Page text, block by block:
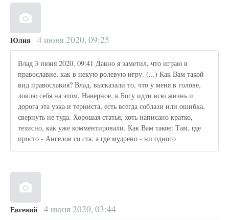
Юлия 4 июня 2020, 09:25
Влад 3 июня 2020, 09:41 Давно я заметил, что играю в
православие, как в некую ролевую игру. (...) Как Вам такой
вид православия? Влад, высказали то, что у меня в голове,
ловлю себя на этом. Наверное, к Богу идти всю жизнь и
дорога эта узка и терниста, есть всегда соблазн или ошибка,
свернуть не туда. Хорошая статья, хоть написано кратко,
тезисно, как уже комментировали. Как Вам такое: Там, где
просто - Ангелов со ста, а где мудрено - ни одного
Евгений 4 июня 2020, 03:44